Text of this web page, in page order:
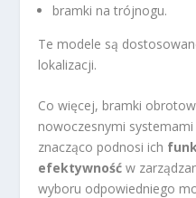
bramki na trójnogu.
Te modele są
lokalizacji.
Co więcej, bramki
nowoczesnymi
znacząco podnosi ich
efektywność w
wyboru odpowiedniego